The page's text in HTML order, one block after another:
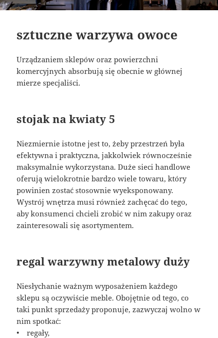
sztuczne warzywa owoce
Urządzaniem sklepów oraz powierzchni
komercyjnych absorbują się obecnie w głównej
mierze specjaliści.
stojak na kwiaty 5
Niezmiernie istotne jest to, żeby przestrzeń była
efektywna i praktyczna, jakkolwiek równocześnie
maksymalnie wykorzystana. Duże sieci handlowe
oferują wielokrotnie bardzo wiele towaru, który
powinien zostać stosownie wyeksponowany.
Wystrój wnętrza musi również zachęcać do tego,
aby konsumenci chcieli zrobić w nim zakupy oraz
zainteresowali się asortymentem.
regal warzywny metalowy duży
Niesłychanie ważnym wyposażeniem każdego
sklepu są oczywiście meble. Obojętnie od tego, co
taki punkt sprzedaży proponuje, zazwyczaj wolno w
nim spotkać:
• regały,